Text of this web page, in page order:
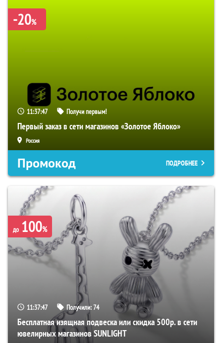
-20%
11:37:46 Получи первым!
Первый заказ в сети магазинов «Золотое Яблоко»
Россия
Промокод ПОДРОБНЕЕ
до 100%
11:37:46 Получили:74
Бесплатная изящная подвеска или скидка 500р. в сети
ювелирных магазинов SUNLIGHT